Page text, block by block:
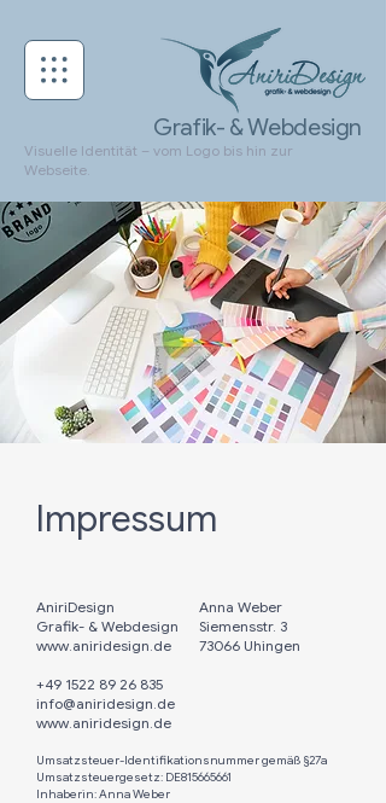
Grafik- & Webdesign
Visuelle Identität – vom Logo bis hin zur
Webseite.
Impressum
AniriDesign
Grafik- & Webdesign
www.aniridesign.de
Anna Weber​
Siemensstr. 3
73066 Uhingen
+49 1522 89 26 835​
info@aniridesign.de
www.aniridesign.de
Umsatzsteuer-Identifikationsnummer gemäß §27a
Umsatzsteuergesetz: DE815665661
Inhaberin: Anna Weber